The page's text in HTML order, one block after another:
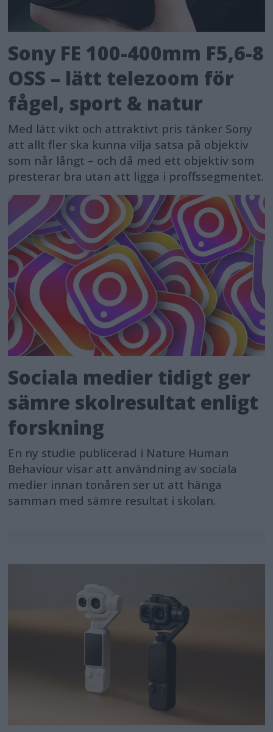
Sony FE 100-400mm F5,6-8
OSS – lätt telezoom för
fågel, sport & natur
Med lätt vikt och attraktivt pris tänker Sony
att allt fler ska kunna vilja satsa på objektiv
som når långt – och då med ett objektiv som
presterar bra utan att ligga i proffssegmentet.
Sociala medier tidigt ger
sämre skolresultat enligt
forskning
En ny studie publicerad i Nature Human
Behaviour visar att användning av sociala
medier innan tonåren ser ut att hänga
samman med sämre resultat i skolan.